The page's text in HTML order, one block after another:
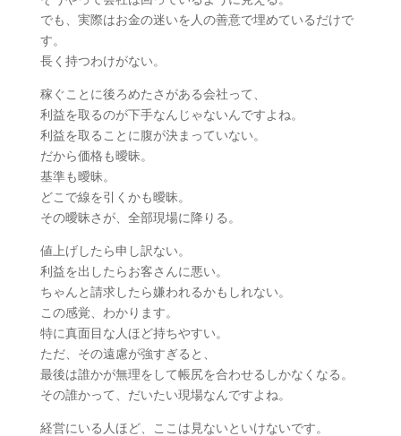
でも、実際はお金の迷いを人の善意で埋めているだけで
す。
長く持つわけがない。
稼ぐことに後ろめたさがある会社って、
利益を取るのが下手なんじゃないんですよね。
利益を取ることに腹が決まっていない。
だから価格も曖昧。
基準も曖昧。
どこで線を引くかも曖昧。
その曖昧さが、全部現場に降りる。
値上げしたら申し訳ない。
利益を出したらお客さんに悪い。
ちゃんと請求したら嫌われるかもしれない。
この感覚、わかります。
特に真面目な人ほど持ちやすい。
ただ、その遠慮が強すぎると、
最後は誰かが無理をして帳尻を合わせるしかなくなる。
その誰かって、だいたい現場なんですよね。
経営にいる人ほど、ここは見ないといけないです。